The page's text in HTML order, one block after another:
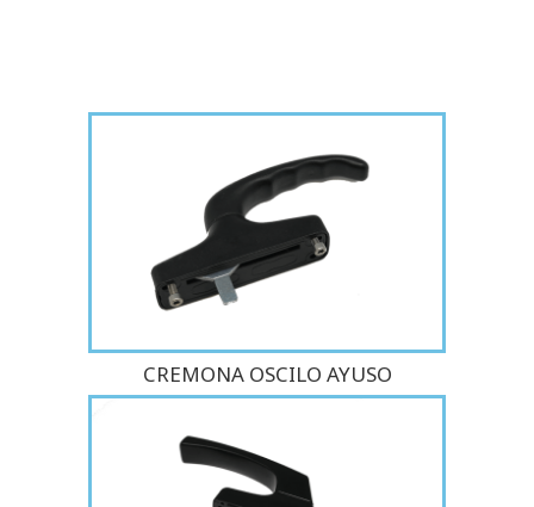
CREMONA OSCILO AYUSO